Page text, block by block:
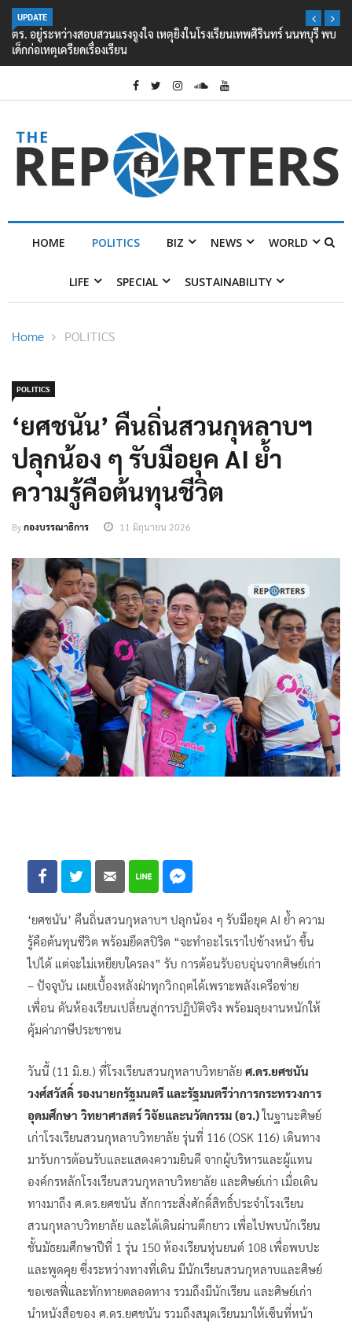
UPDATE
ตร. อยู่ระหว่างสอบสวนแรงจูงใจ เหตุยิงในโรงเรียนเทพศิรินทร์ นนทบุรี พบ
เด็กก่อเหตุเครียดเรื่องเรียน
HOME POLITICS BIZ NEWS WORLD
LIFE SPECIAL SUSTAINABILITY
Home POLITICS
POLITICS
‘ยศชนัน’ คืนถิ่นสวนกุหลาบฯ
ปลุกน้อง ๆ รับมือยุค AI ย้ำ
ความรู้คือต้นทุนชีวิต
Byกองบรรณาธิการ 11 มิถุนายน 2026
‘ยศชนัน’ คืนถิ่นสวนกุหลาบฯ ปลุกน้อง ๆ รับมือยุค AI ย้ำ ความ
รู้คือต้นทุนชีวิต พร้อมยึดสปิริต “จะทำอะไรเราไปข้างหน้า ขึ้น
ไปได้ แต่จะไม่เหยียบใครลง” รับ การต้อนรับอบอุ่นจากศิษย์เก่า
– ปัจจุบัน เผยเบื้องหลังฝ่าทุกวิกฤตได้เพราะพลังเครือข่าย
เพื่อน ดันห้องเรียนเปลี่ยนสู่การปฏิบัติจริง พร้อมลุยงานหนักให้
คุ้มค่าภาษีประชาชน
วันนี้ (11 มิ.ย.) ที่โรงเรียนสวนกุหลาบวิทยาลัย ศ.ดร.ยศชนัน
วงศ์สวัสดิ์ รองนายกรัฐมนตรี และรัฐมนตรีว่าการกระทรวงการ
อุดมศึกษา วิทยาศาสตร์ วิจัยและนวัตกรรม (อว.)ในฐานะศิษย์
เก่าโรงเรียนสวนกุหลาบวิทยาลัย รุ่นที่ 116 (OSK 116) เดินทาง
มารับการต้อนรับและแสดงความยินดี จากผู้บริหารและผู้แทน
องค์กรหลักโรงเรียนสวนกุหลาบวิทยาลัย และศิษย์เก่า เมื่อเดิน
ทางมาถึง ศ.ดร.ยศชนัน สักการะสิ่งศักดิ์สิทธิ์ประจำโรงเรียน
สวนกุหลาบวิทยาลัย และได้เดินผ่านตึกยาว เพื่อไปพบนักเรียน
ชั้นมัธยมศึกษาปีที่ 1 รุ่น 150 ห้องเรียนหุ่นยนต์ 108 เพื่อพบปะ
และพูดคุย ซึ่งระหว่างทางที่เดิน มีนักเรียนสวนกุหลาบและศิษย์
ขอเซลฟี่และทักทายตลอดทาง รวมถึงมีนักเรียน และศิษย์เก่า
นำหนังสือของ ศ.ดร.ยศชนัน รวมถึงสมุดเรียนมาให้เซ็นที่หน้า